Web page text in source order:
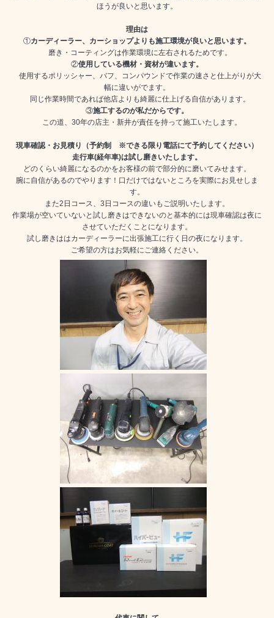
ほうが良いと思います。
理由は
①カーディーラー、カーショップよりも施工環境が良いと思います。
磨き・コーティングは作業環境に左右されるためです。
②使用している機材・資材が違います。
使用するポリッシャー、バフ、コンパウンドで作業の速さと仕上がりが大
幅に違いがでます。
同じ作業時間であれば他店よりも綺麗に仕上げる自信があります。
③施工するのが私だからです。
この道、30年の店主・新井が責任を持って施工いたします。
現車確認・お見積り（予約制 ※できる限り電話にて予約してください）
走行車(経年車)は試し磨きいたします。
どのくらい綺麗になるのかをお客様の前で部分的に磨いてみせます。
腕に自信があるのでやります！口だけではないところを実際にお見せしま
す。
また2日コース、3日コースの違いもご説明いたします。
作業場が空いていないと試し磨きはできないのと基本的には現車確認は夜に
させていただくことになります。
試し磨きははカーディーラーに出張施工に行く日の夜になります。
ご希望の方はお気軽にご連絡ください。